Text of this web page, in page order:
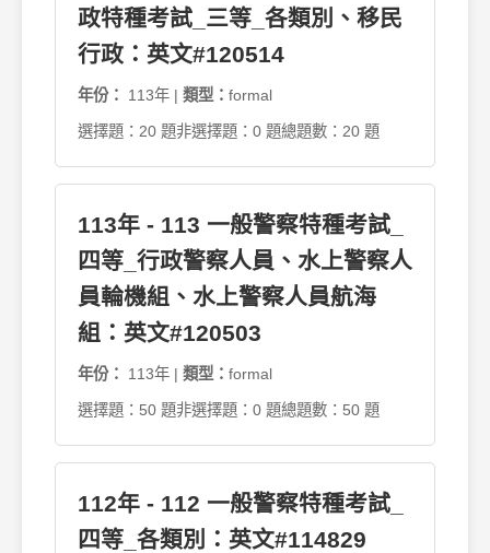
政特種考試_三等_各類別、移民
行政：英文#120514
年份： 113年 | 類型： formal
選擇題：20 題非選擇題：0 題總題數：20 題
113年 - 113 一般警察特種考試_
四等_行政警察人員、水上警察人
員輪機組、水上警察人員航海
組：英文#120503
年份： 113年 | 類型： formal
選擇題：50 題非選擇題：0 題總題數：50 題
112年 - 112 一般警察特種考試_
四等_各類別：英文#114829